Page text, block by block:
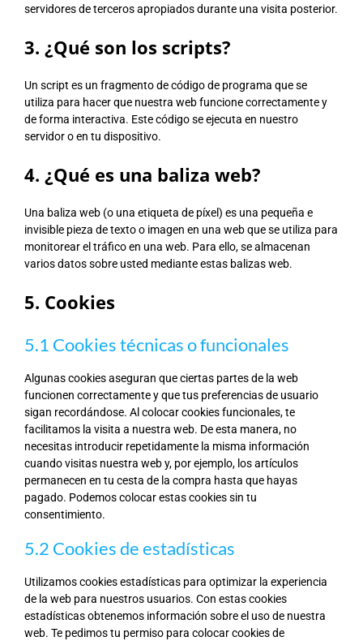
servidores de terceros apropiados durante una visita posterior.
3. ¿Qué son los scripts?
Un script es un fragmento de código de programa que se
utiliza para hacer que nuestra web funcione correctamente y
de forma interactiva. Este código se ejecuta en nuestro
servidor o en tu dispositivo.
4. ¿Qué es una baliza web?
Una baliza web (o una etiqueta de píxel) es una pequeña e
invisible pieza de texto o imagen en una web que se utiliza para
monitorear el tráfico en una web. Para ello, se almacenan
varios datos sobre usted mediante estas balizas web.
5. Cookies
5.1 Cookies técnicas o funcionales
Algunas cookies aseguran que ciertas partes de la web
funcionen correctamente y que tus preferencias de usuario
sigan recordándose. Al colocar cookies funcionales, te
facilitamos la visita a nuestra web. De esta manera, no
necesitas introducir repetidamente la misma información
cuando visitas nuestra web y, por ejemplo, los artículos
permanecen en tu cesta de la compra hasta que hayas
pagado. Podemos colocar estas cookies sin tu
consentimiento.
5.2 Cookies de estadísticas
Utilizamos cookies estadísticas para optimizar la experiencia
de la web para nuestros usuarios. Con estas cookies
estadísticas obtenemos información sobre el uso de nuestra
web. Te pedimos tu permiso para colocar cookies de